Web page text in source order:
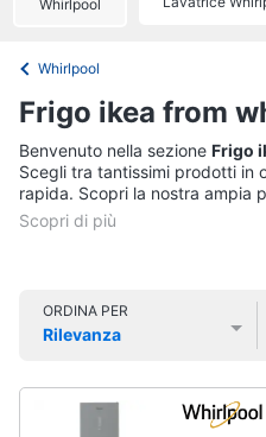
Tv
e
Home
Cinema
home
Whirlpool
Whirlpool
Frigo ikea from
Benvenuto nella sezione Frigo
Scegli tra tantissimi prodotti in
rapida. Scopri la nostra ampia
acquista comodamente online.
ORDINA PER
Rilevanza